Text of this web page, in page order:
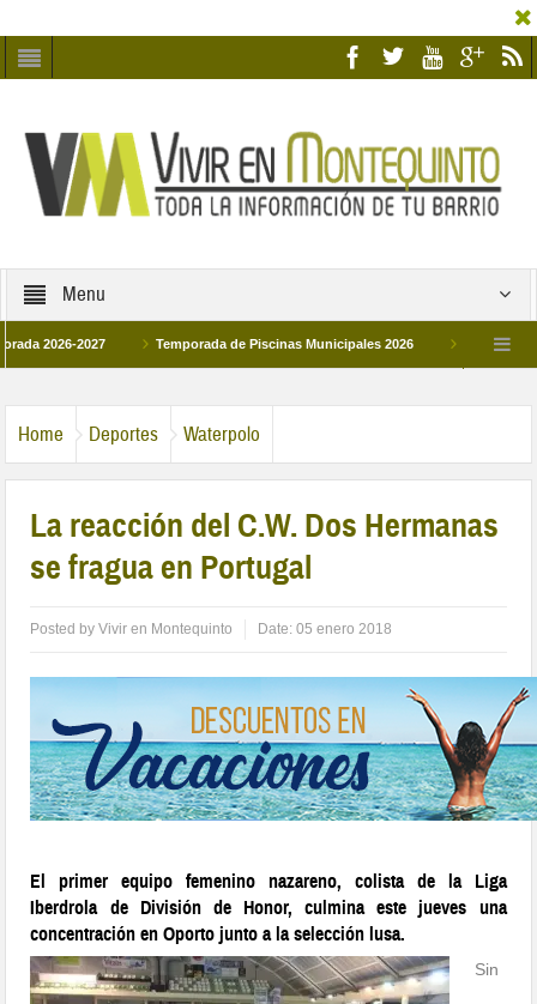
Menu
2027 Temporada de Piscinas Municipales 2026 Los Campus de
Home Deportes Waterpolo
La reacción del C.W. Dos Hermanas
se fragua en Portugal
Posted byVivir en Montequinto Date:05 enero 2018
El primer equipo femenino nazareno, colista de la Liga
Iberdrola de División de Honor, culmina este jueves una
concentración en Oporto junto a la selección lusa.
Sin